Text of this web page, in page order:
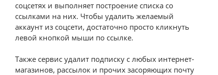
соцсетях и выполняет построение списка со
ссылками на них. Чтобы удалить желаемый
аккаунт из соцсети, достаточно просто кликнуть
левой кнопкой мыши по ссылке.
Также сервис удалит подписку с любых интернет-
магазинов, рассылок и прочих засоряющих почту